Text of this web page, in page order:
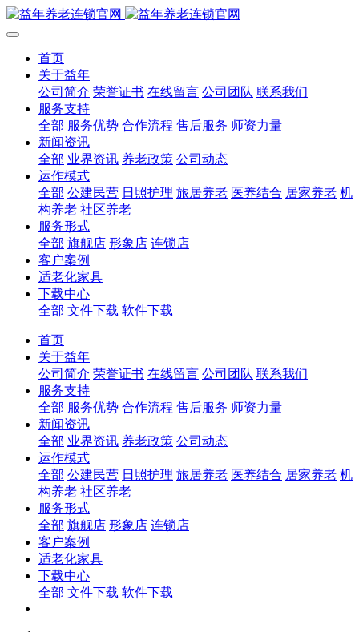
首页
关于益年
公司简介 荣誉证书 在线留言 公司团队 联系我们
服务支持
全部 服务优势 合作流程 售后服务 师资力量
新闻资讯
全部 业界资讯 养老政策 公司动态
运作模式
全部 公建民营 日照护理 旅居养老 医养结合 居家养老 机
构养老 社区养老
服务形式
全部 旗舰店 形象店 连锁店
客户案例
适老化家具
下载中心
全部 文件下载 软件下载
首页
关于益年
公司简介 荣誉证书 在线留言 公司团队 联系我们
服务支持
全部 服务优势 合作流程 售后服务 师资力量
新闻资讯
全部 业界资讯 养老政策 公司动态
运作模式
全部 公建民营 日照护理 旅居养老 医养结合 居家养老 机
构养老 社区养老
服务形式
全部 旗舰店 形象店 连锁店
客户案例
适老化家具
下载中心
全部 文件下载 软件下载